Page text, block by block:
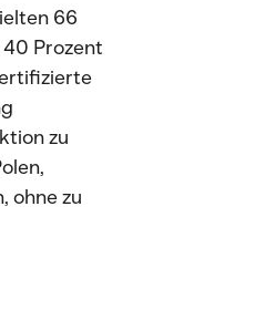
66
Prozent
zu
ohne zu